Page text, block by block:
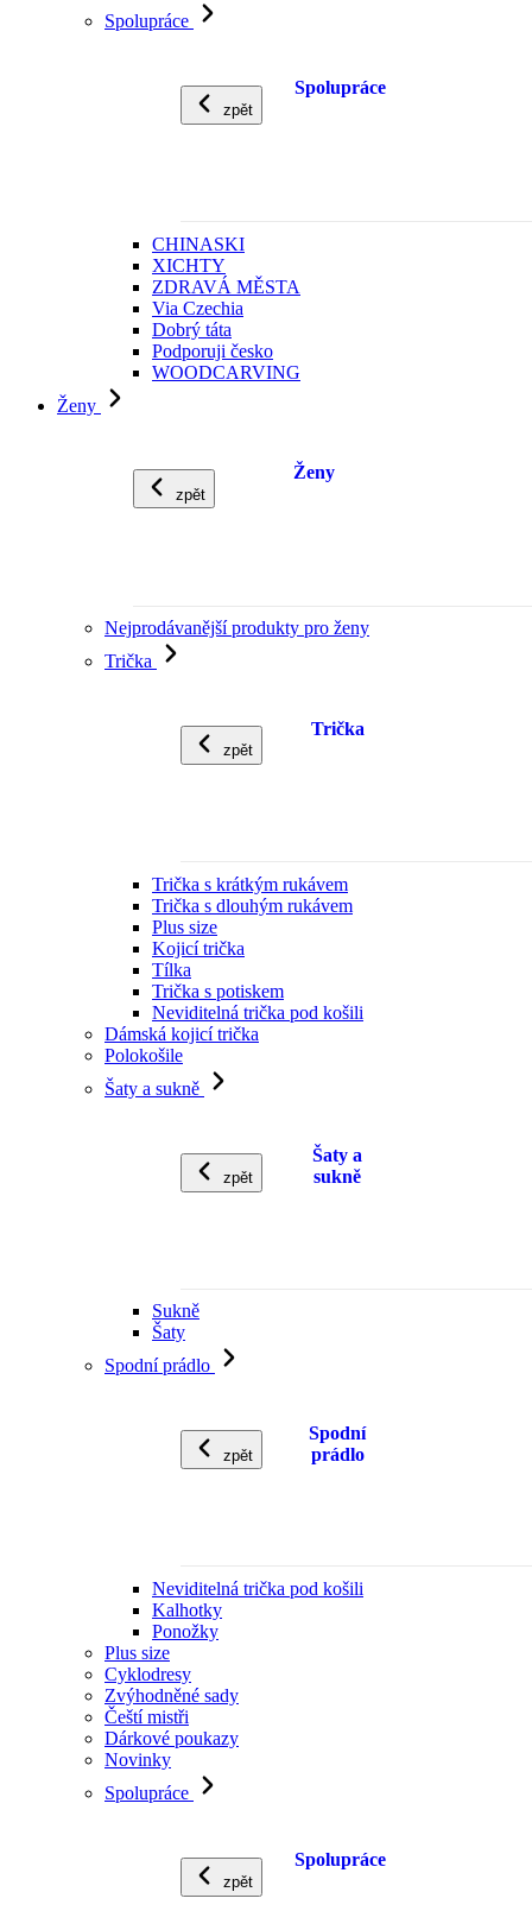
Spolupráce
zpět
Spolupráce
CHINASKI
XICHTY
ZDRAVÁ MĚSTA
Via Czechia
Dobrý táta
Podporuji česko
WOODCARVING
Ženy
zpět
Ženy
Nejprodávanější produkty pro ženy
Trička
zpět
Trička
Trička s krátkým rukávem
Trička s dlouhým rukávem
Plus size
Kojicí trička
Tílka
Trička s potiskem
Neviditelná trička pod košili
Dámská kojicí trička
Polokošile
Šaty a sukně
zpět
Šaty a
sukně
Sukně
Šaty
Spodní prádlo
zpět
Spodní
prádlo
Neviditelná trička pod košili
Kalhotky
Ponožky
Plus size
Cyklodresy
Zvýhodněné sady
Čeští mistři
Dárkové poukazy
Novinky
Spolupráce
zpět
Spolupráce